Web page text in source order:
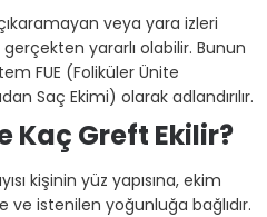
veya yara izleri
yararlı olabilir. Bunun
FUE (Foliküler Ünite
Saç Ekimi) olarak adlandırılır.
Kaç Greft Ekilir?
kişinin yüz yapısına, ekim
ve istenilen yoğunluğa bağlıdır.